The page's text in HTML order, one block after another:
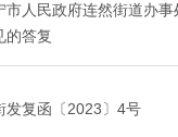
市人民政府连然街道办
的答复
发复函〔2023〕4号